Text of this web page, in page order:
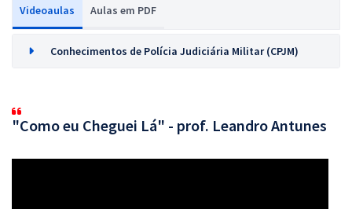
Videoaulas Aulas em PDF
Conhecimentos de Polícia Judiciária Militar (CPJM)
"Como eu Cheguei Lá" - prof. Leandro Antunes